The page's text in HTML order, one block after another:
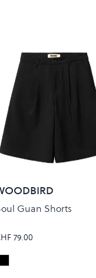
Guan Shorts
79.00
Black